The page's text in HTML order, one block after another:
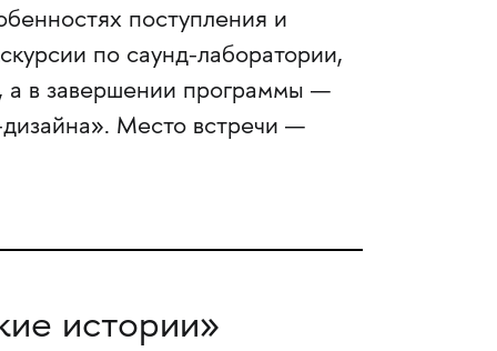
поступления и
по саунд-лаборатории,
а в завершении программы —
Место встречи —
истории»